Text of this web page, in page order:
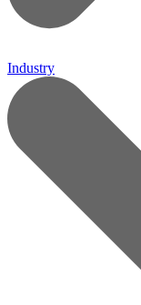
Industry